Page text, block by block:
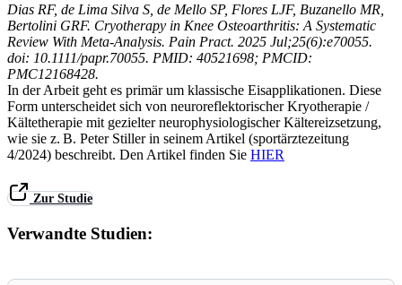
Dias RF, de Lima Silva S, de Mello SP, Flores LJF, Buzanello MR,
Bertolini GRF. Cryotherapy in Knee Osteoarthritis: A Systematic
Review With Meta-Analysis. Pain Pract. 2025 Jul;25(6):e70055.
doi: 10.1111/papr.70055. PMID: 40521698; PMCID:
PMC12168428.
In der Arbeit geht es primär um klassische Eisapplikationen. Diese
Form unterscheidet sich von neuroreflektorischer Kryotherapie /
Kältetherapie mit gezielter neurophysiologischer Kältereizsetzung,
wie sie z. B. Peter Stiller in seinem Artikel (sportärztezeitung
4/2024) beschreibt. Den Artikel finden Sie HIER
Zur Studie
Verwandte Studien: